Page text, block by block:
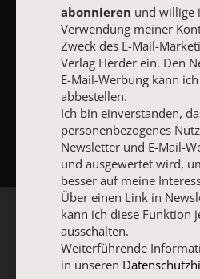
NACH
abonnieren und willige
Verwendung meiner
Zweck des E-Mail-
Verlag Herder ein. Den
E-Mail-Werbung kann
abbestellen.
Ich bin einverstanden,
personenbezogenes
Newsletter und E-Mail-
und ausgewertet wird,
besser auf meine
Über einen Link in
kann ich diese Funktion
ausschalten.
Weiterführende
in unseren